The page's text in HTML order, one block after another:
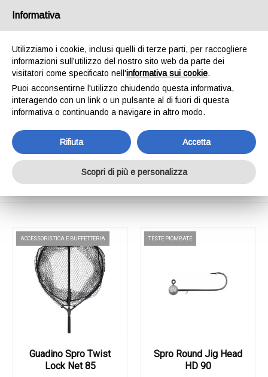
SPEDIAMO IN 24/48H - SPEDIZIONI GRATUITE
INVIA MESSAGGIO
Shop Online
Home
ACCESSORISTICA E BUFFETTERIA
Guadino Spro Twist
Lock Net 85
TESTE PIOMBATE
Spro Round Jig Head
HD 90
Informativa
Utilizziamo i cookie, inclusi quelli di terze parti, per raccogliere
informazioni sull’utilizzo del nostro sito web da parte dei
visitatori come specificato nell'informativa sui cookie.
Puoi acconsentirne l'utilizzo chiudendo questa informativa,
interagendo con un link o un pulsante al di fuori di questa
informativa o continuando a navigare in altro modo.
Rifiuta Accetta
Scopri di più e personalizza